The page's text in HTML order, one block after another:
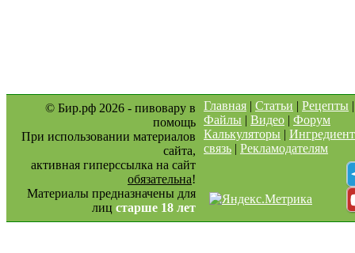
© Бир.рф 2026 - пивовару в
помощь
При использовании материалов
сайта,
активная гиперссылка на сайт
обязательна!
Материалы предназначены для
лиц старше 18 лет
Главная | Статьи | Рецепты
Файлы | Видео | Форум
Калькуляторы |
связь | Рекламодателям